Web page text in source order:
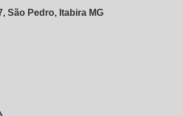
São Pedro, Itabira MG